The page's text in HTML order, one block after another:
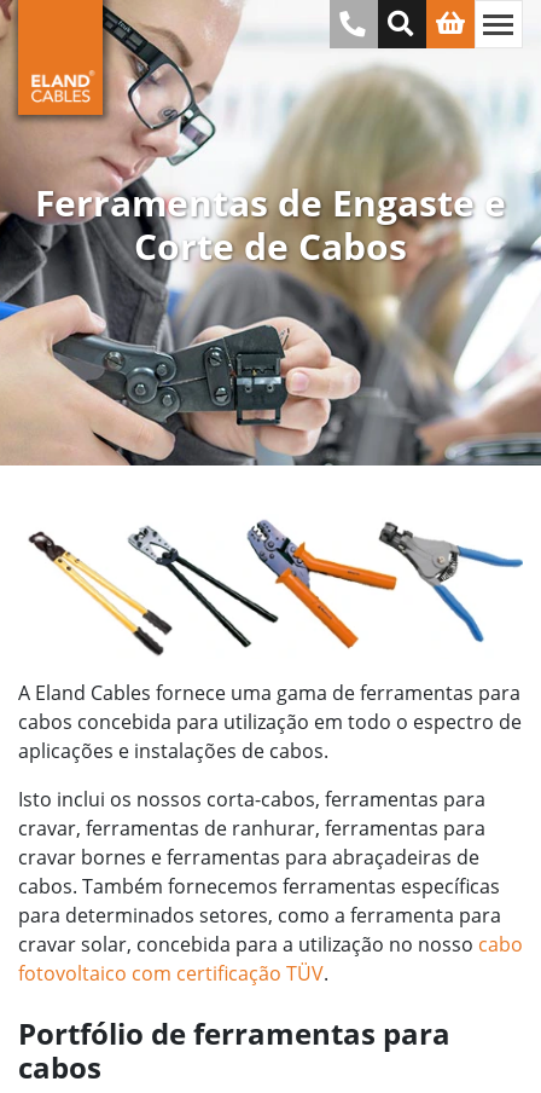
Ferramentas de Engaste e
Corte de Cabos
A Eland Cables fornece uma gama de ferramentas para
cabos concebida para utilização em todo o espectro de
aplicações e instalações de cabos.
Isto inclui os nossos corta-cabos, ferramentas para
cravar, ferramentas de ranhurar, ferramentas para
cravar bornes e ferramentas para abraçadeiras de
cabos. Também fornecemos ferramentas específicas
para determinados setores, como a ferramenta para
cravar solar, concebida para a utilização no nosso cabo
fotovoltaico com certificação TÜV.
Portfólio de ferramentas para
cabos